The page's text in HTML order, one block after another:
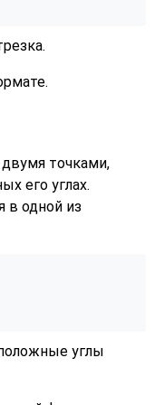
точками,
его углах.
в одной из
углы